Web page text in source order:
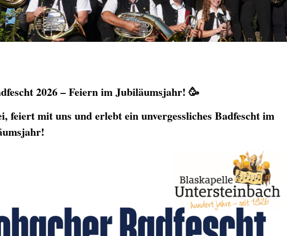
2026 – Feiern im Jubiläumsjahr! 🥳
feiert mit uns und erlebt ein unvergessliches Badfescht im